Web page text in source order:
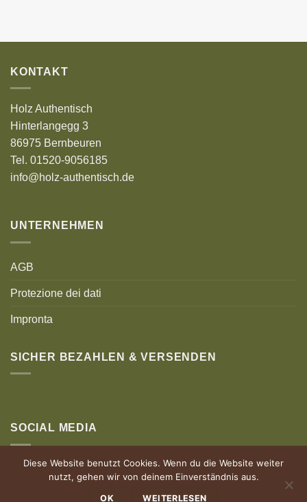
KONTAKT
Holz Authentisch
Hinterlangegg 3
86975 Bernbeuren
Tel. 01520-9056185
info@holz-authentisch.de
UNTERNEHMEN
AGB
Protezione dei dati
Impronta
SICHER BEZAHLEN & VERSENDEN
SOCIAL MEDIA
Diese Website benutzt Cookies. Wenn du die Website weiter
nutzt, gehen wir von deinem Einverständnis aus.
OK WEITERLESEN